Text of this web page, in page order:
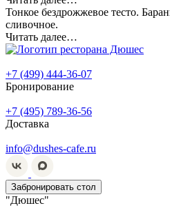
Тонкое бездрожжевое тесто.
сливочное.
Читать далее…
+7 (499) 444-36-07
Бронирование
+7 (495) 789-36-56
Доставка
info@dushes-cafe.ru
Забронировать стол
"Дюшес"